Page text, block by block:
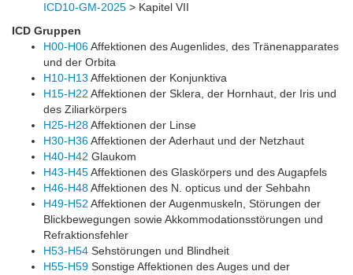
ICD10-GM-2025 > Kapitel VII
ICD Gruppen
H00-H06Affektionen des Augenlides, des Tränenapparates
und der Orbita
H10-H13 Affektionen der Konjunktiva
H15-H22 Affektionen der Sklera, der Hornhaut, der Iris und
des Ziliarkörpers
H25-H28Affektionen der Linse
H30-H36Affektionen der Aderhaut und der Netzhaut
H40-H42 Glaukom
H43-H45Affektionen des Glaskörpers und des Augapfels
H46-H48Affektionen des N. opticus und der Sehbahn
H49-H52 Affektionen der Augenmuskeln, Störungen der
Blickbewegungen sowie Akkommodationsstörungen und
Refraktionsfehler
H53-H54 Sehstörungen und Blindheit
H55-H59 Sonstige Affektionen des Auges und der